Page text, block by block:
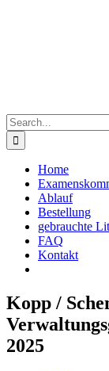
Search
for:
Home
Ablauf
Bestellung
gebrauchte
FAQ
Kontakt
Kopp /
2025